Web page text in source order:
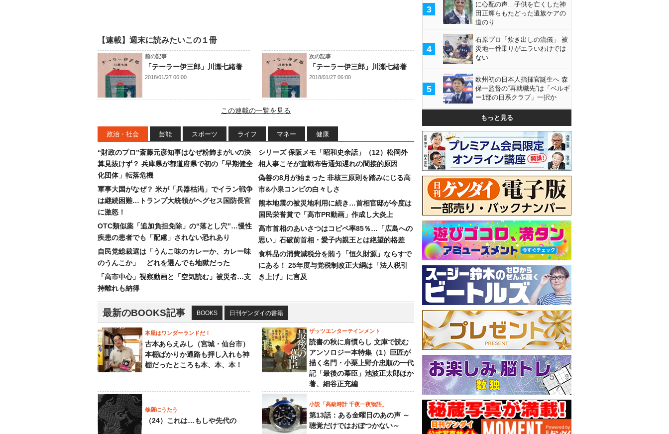
【連載】週末に読みたいこの１冊
前の記事
「テーラー伊三郎」川瀬七緒著
2018/01/27 06:00
次の記事
「テーラー伊三郎」川瀬七緒著
2018/01/27 06:00
この連載の一覧を見る
政治・社会 芸能 スポーツ ライフ マネー 健康
“財政のプロ”斎藤元彦知事はなぜ粉飾まがいの決
算見抜けず？ 兵庫県が都道府県で初の「早期健全
化団体」転落危機
軍事大国がなぜ？ 米が「兵器枯渇」でイラン戦争
は継続困難…トランプ大統領がヘグセス国防長官
に激怒！
OTC類似薬「追加負担免除」の“落とし穴”…慢性
疾患の患者でも「配慮」されない恐れあり
自民党総裁選は「うんこ味のカレーか、カレー味
のうんこか」 どれを選んでも地獄だった
「高市中心」視察動画と「空気読む」被災者…支
持離れも納得
シリーズ 保阪メモ「昭和史余話」（12）松岡外
相人事こそが宣戦布告通知遅れの間接的原因
偽善の8月が始まった 非核三原則を踏みにじる高
市&小泉コンビの白々しさ
熊本地震の被災地利用に続き…首相官邸が今度は
国民栄誉賞で「高市PR動画」作成し大炎上
高市首相のあいさつはコピペ率85％…「広島への
思い」石破前首相・愛子内親王とは絶望的格差
食料品の消費減税分を賄う「恒久財源」ならすで
にある！ 25年度与党税制改正大綱は「法人税引
き上げ」に言及
最新のBOOKS記事 BOOKS 日刊ゲンダイの書籍
本屋はワンダーランドだ！
古本あらえみし（宮城・仙台市）
本棚ばかりか通路も押し入れも神
棚だったところも本、本、本！
ザッツエンターテインメント
読書の秋に肩慣らし 文庫で読む
アンソロジー本特集（1）巨匠が
描く名門・小栗上野介忠順の一代
記「最後の幕臣」池波正太郎ほか
著、細谷正充編
修羅にうたう
（24）これは…もしや先代の
小説「高級時計 千夜一夜物語」
第13話：ある金曜日のあの声 ～
聴覚だけではおぼつかない～
3
に心配の声…子供を亡くした神
田正輝らもたどった遺族ケアの
道のり
4
石原プロ「炊き出しの流儀」 被
災地一番乗りがエラいわけでは
ない
5
欧州初の日本人指揮官誕生へ 森
保一監督の“再就職先”は「ベルギ
ー1部の日系クラブ」一択か
もっと見る